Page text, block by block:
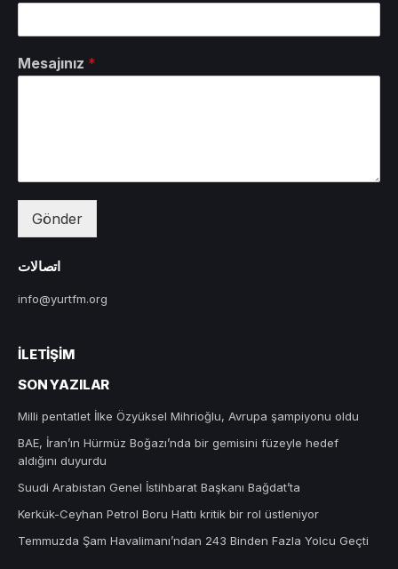
Mesajınız *
Gönder
اتصالات
info@yurtfm.org
İLETIŞIM
SON YAZILAR
Milli pentatlet İlke Özyüksel Mihrioğlu, Avrupa şampiyonu oldu
BAE, İran’ın Hürmüz Boğazı’nda bir gemisini füzeyle hedef
aldığını duyurdu
Suudi Arabistan Genel İstihbarat Başkanı Bağdat’ta
Kerkük-Ceyhan Petrol Boru Hattı kritik bir rol üstleniyor
Temmuzda Şam Havalimanı’ndan 243 Binden Fazla Yolcu Geçti